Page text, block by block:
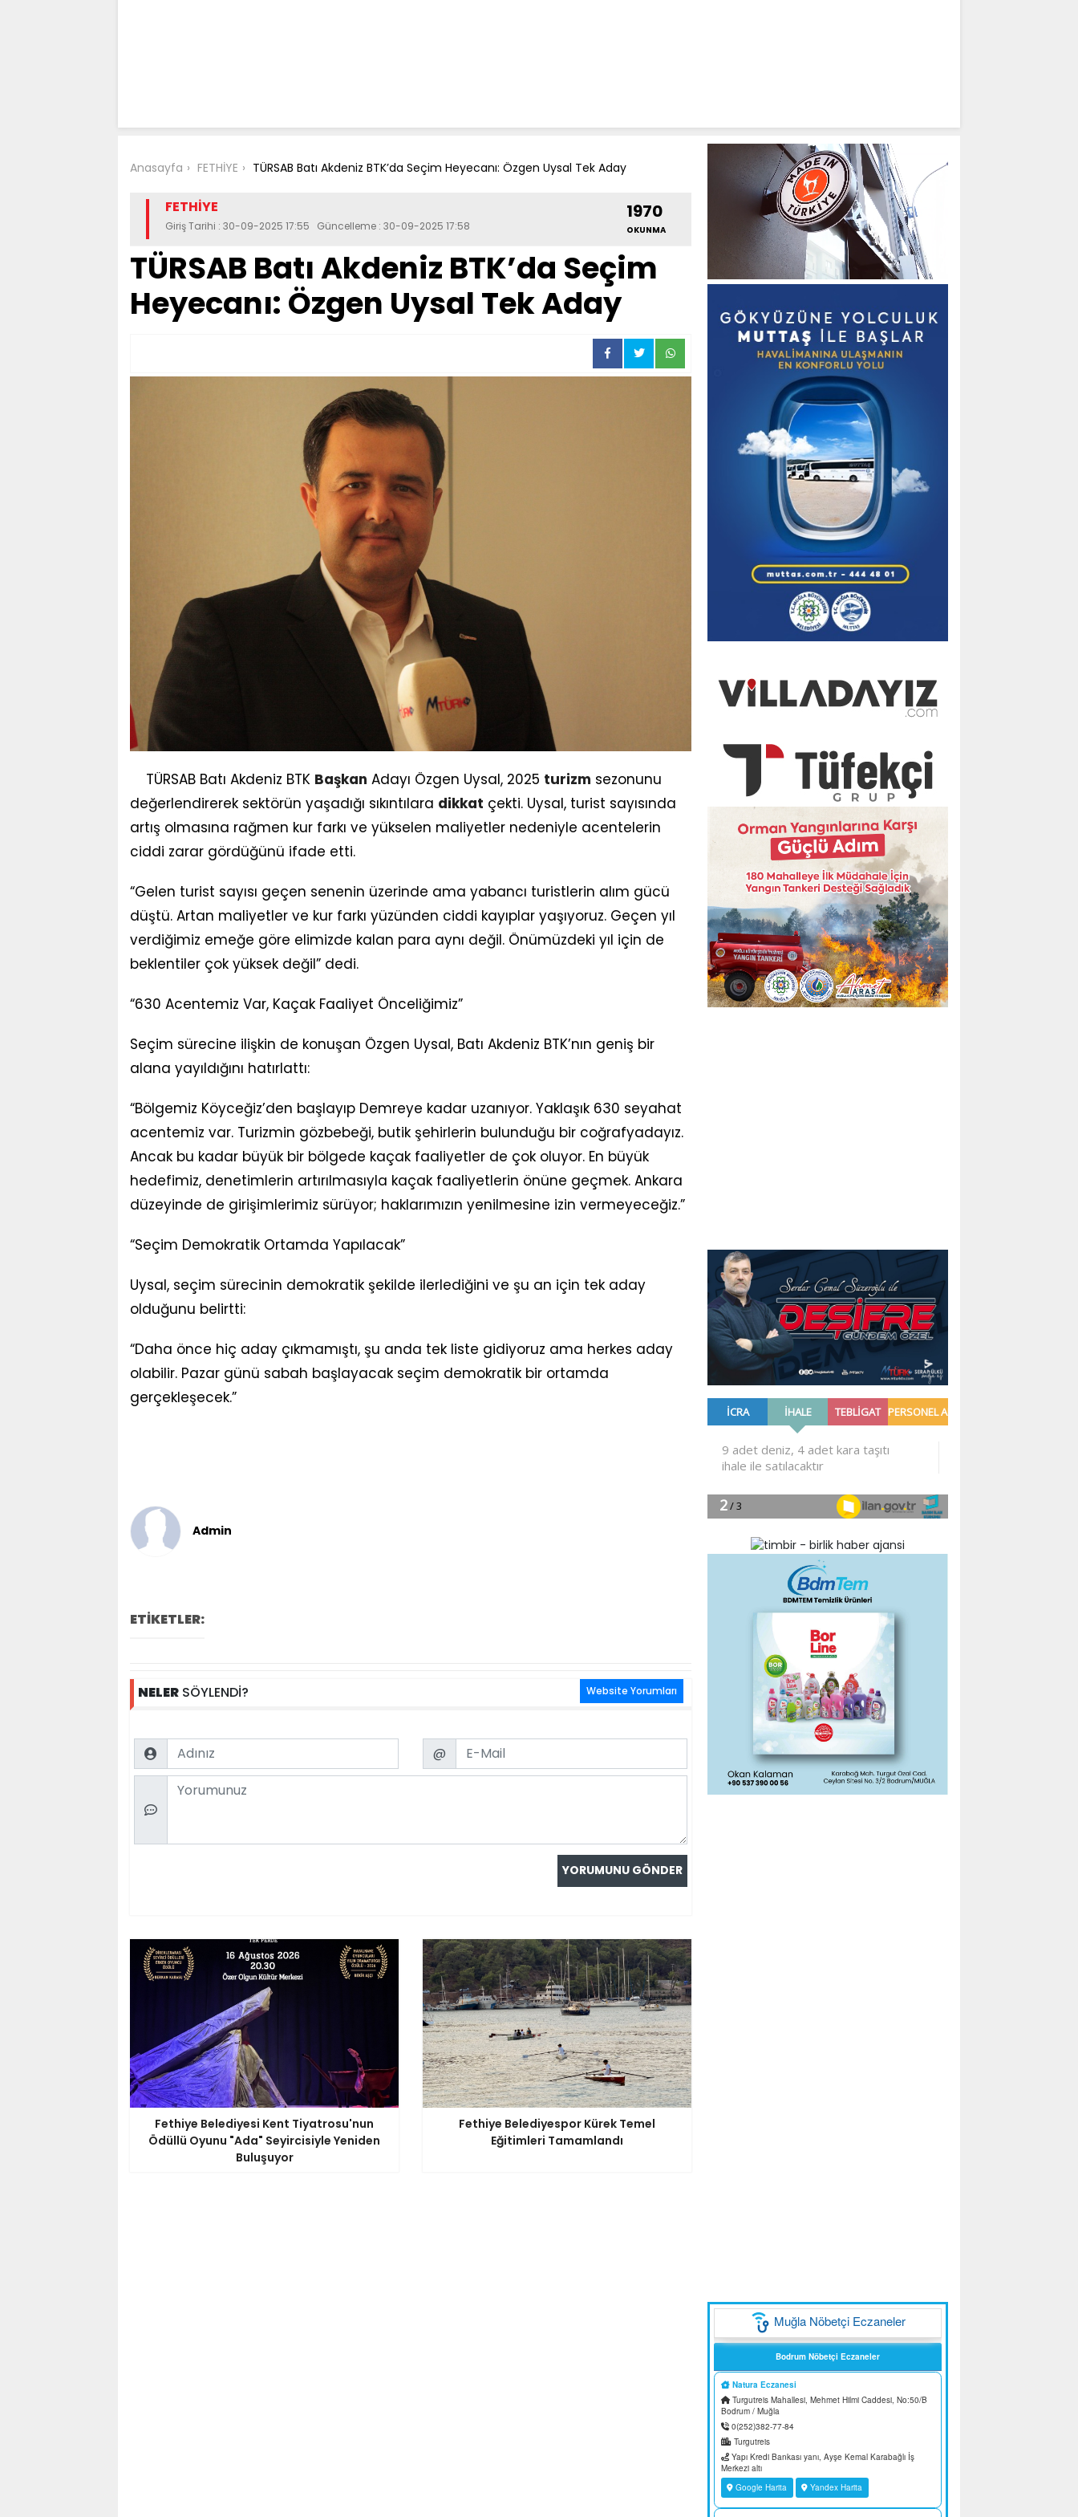
Anasayfa FETHİYE TÜRSAB Batı Akdeniz BTK’da Seçim Heyecanı: Özgen Uysal Tek Aday
FETHİYE
Giriş Tarihi : 30-09-2025 17:55 Güncelleme : 30-09-2025 17:58
1970
OKUNMA
TÜRSAB Batı Akdeniz BTK’da Seçim
Heyecanı: Özgen Uysal Tek Aday
TÜRSAB Batı Akdeniz BTK Başkan Adayı Özgen Uysal, 2025 turizm sezonunu
değerlendirerek sektörün yaşadığı sıkıntılara dikkat çekti. Uysal, turist sayısında
artış olmasına rağmen kur farkı ve yükselen maliyetler nedeniyle acentelerin
ciddi zarar gördüğünü ifade etti.
“Gelen turist sayısı geçen senenin üzerinde ama yabancı turistlerin alım gücü
düştü. Artan maliyetler ve kur farkı yüzünden ciddi kayıplar yaşıyoruz. Geçen yıl
verdiğimiz emeğe göre elimizde kalan para aynı değil. Önümüzdeki yıl için de
beklentiler çok yüksek değil” dedi.
“630 Acentemiz Var, Kaçak Faaliyet Önceliğimiz”
Seçim sürecine ilişkin de konuşan Özgen Uysal, Batı Akdeniz BTK’nın geniş bir
alana yayıldığını hatırlattı:
“Bölgemiz Köyceğiz’den başlayıp Demreye kadar uzanıyor. Yaklaşık 630 seyahat
acentemiz var. Turizmin gözbebeği, butik şehirlerin bulunduğu bir coğrafyadayız.
Ancak bu kadar büyük bir bölgede kaçak faaliyetler de çok oluyor. En büyük
hedefimiz, denetimlerin artırılmasıyla kaçak faaliyetlerin önüne geçmek. Ankara
düzeyinde de girişimlerimiz sürüyor; haklarımızın yenilmesine izin vermeyeceğiz.”
“Seçim Demokratik Ortamda Yapılacak”
Uysal, seçim sürecinin demokratik şekilde ilerlediğini ve şu an için tek aday
olduğunu belirtti:
“Daha önce hiç aday çıkmamıştı, şu anda tek liste gidiyoruz ama herkes aday
olabilir. Pazar günü sabah başlayacak seçim demokratik bir ortamda
gerçekleşecek.”
Admin
ETİKETLER:
NELER SÖYLENDİ? Website Yorumları
Name Email
@
Comment
Fethiye Belediyesi Kent Tiyatrosu'nun
Ödüllü Oyunu "Ada" Seyircisiyle Yeniden
Buluşuyor
Fethiye Belediyespor Kürek Temel
Eğitimleri Tamamlandı